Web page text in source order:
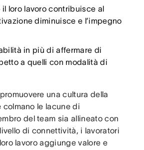
loro lavoro contribuisce al
diminuisce e l’impegno
in più di affermare di
a quelli con modalità di
una cultura della
le lacune di
del team sia allineato con
di connettività, i lavoratori
lavoro aggiunge valore e